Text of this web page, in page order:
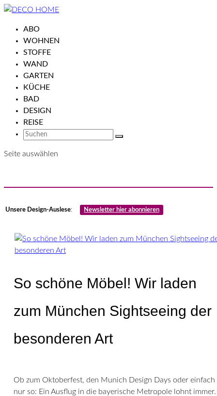
ABO
WOHNEN
STOFFE
WAND
GARTEN
KÜCHE
BAD
DESIGN
REISE
Seite auswählen
Unsere Design-Auslese: Newsletter hier abonnieren
So schöne Möbel! Wir laden
zum München Sightseeing der
besonderen Art
Ob zum Oktoberfest, den Munich Design Days oder einfach
nur so: Ein Ausflug in die bayerische Metropole lohnt immer.